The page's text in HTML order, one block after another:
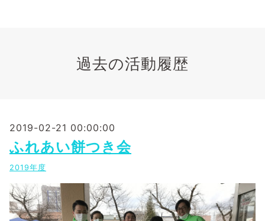
過去の活動履歴
2019-02-21 00:00:00
ふれあい餅つき会
2019年度